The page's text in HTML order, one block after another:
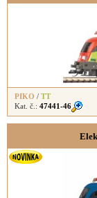
PIKO / TT
Kat. č.: 47441-46